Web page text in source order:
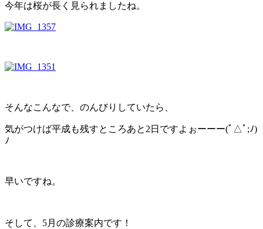
今年は桜が長く見られましたね。
そんなこんなで、のんびりしていたら、
気がつけば平成も残すところあと2日ですよぉーーー(ﾟ△ﾟ;ﾉ)
ﾉ
早いですね。
そして、5月の診療案内です！